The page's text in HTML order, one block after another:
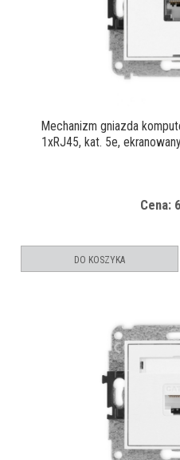
Mechanizm gniazda
1xRJ45, kat. 5e,
Cena:
DO KOSZYKA